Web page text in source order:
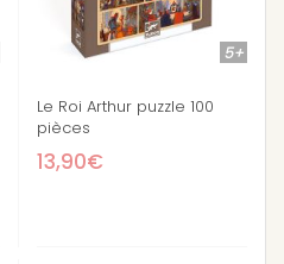
5+
Le Roi Arthur puzzle 100
pièces
13,90€